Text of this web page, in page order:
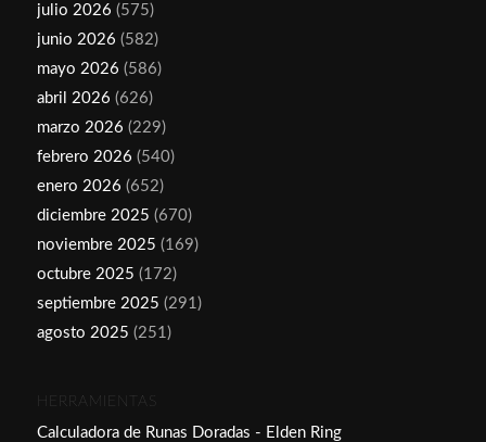
julio 2026 (575)
junio 2026 (582)
mayo 2026 (586)
abril 2026 (626)
marzo 2026 (229)
febrero 2026 (540)
enero 2026 (652)
diciembre 2025 (670)
noviembre 2025 (169)
octubre 2025 (172)
septiembre 2025 (291)
agosto 2025 (251)
HERRAMIENTAS
Calculadora de Runas Doradas - Elden Ring